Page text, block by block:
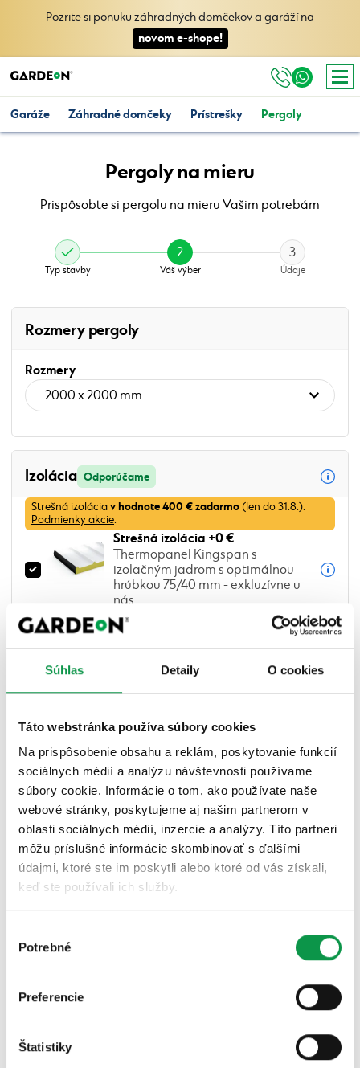
Súhlas Detaily O cookies
Táto webstránka používa súbory cookies
Na prispôsobenie obsahu a reklám, poskytovanie funkcií
sociálnych médií a analýzu návštevnosti používame
súbory cookie. Informácie o tom, ako používate naše
webové stránky, poskytujeme aj našim partnerom v
oblasti sociálnych médií, inzercie a analýzy. Títo partneri
môžu príslušné informácie skombinovať s ďalšími
údajmi, ktoré ste im poskytli alebo ktoré od vás získali,
keď ste používali ich služby.
súhlasu
Potrebné
Preferencie
Štatistiky
Pozrite si ponuku záhradných domčekov a garáží na
novom e-shope!
Garáže Záhradné domčeky Prístrešky Pergoly
Pergoly na mieru
Prispôsobte si pergolu na mieru Vašim potrebám
Typ stavby
2
Váš výber
3
Údaje
Zvoľte rozmery
Rozmery pergoly
Rozmery
Izolácia
Izolácia Odporúčame
Strešná izoláciav hodnote400 €zadarmo (len do 31.8.).
Podmienky akcie.
Strešná izolácia +0 €
Thermopanel Kingspan s
izolačným jadrom s optimálnou
hrúbkou 75/40 mm - exkluzívne u
nás
Materiál
Drevené Kovové
Zvoľte farby
Farby
Farba pergoly: